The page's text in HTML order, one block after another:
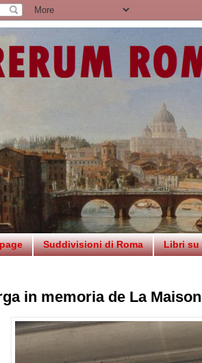
Suddivisioni di Roma Libri su
in memoria de La